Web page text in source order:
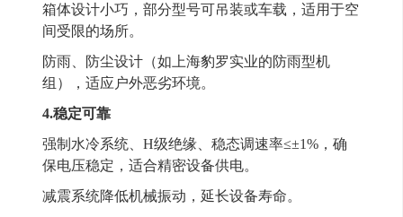
箱体设计小巧，部分型号可吊装或车载，适用于空
间受限的场所。
防雨、防尘设计（如上海豹罗实业的防雨型机
组），适应户外恶劣环境。
4.稳定可靠
强制水冷系统、H级绝缘、稳态调速率≤±1%，确
保电压稳定，适合精密设备供电。
减震系统降低机械振动，延长设备寿命。